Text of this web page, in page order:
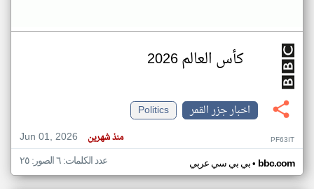
كأس العالم 2026
اخبار جزر القمر
Politics
Jun 01, 2026
منذ شهرين PF63IT
بي بي سي عربي• bbc.com عدد الكلمات: ٦ الصور: ٢٥